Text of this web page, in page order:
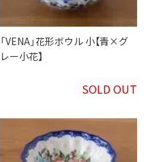
「VENA」花形ボウル 小【青×グ
レー小花】
SOLD OUT